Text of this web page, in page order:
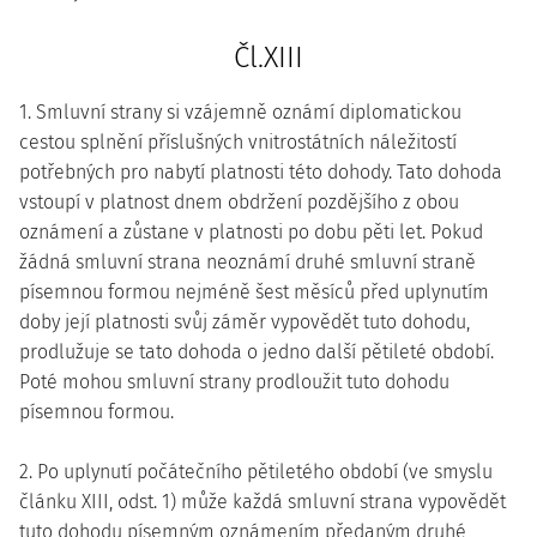
Čl.XIII
1. Smluvní strany si vzájemně oznámí diplomatickou
cestou splnění příslušných vnitrostátních náležitostí
potřebných pro nabytí platnosti této dohody. Tato dohoda
vstoupí v platnost dnem obdržení pozdějšího z obou
oznámení a zůstane v platnosti po dobu pěti let. Pokud
žádná smluvní strana neoznámí druhé smluvní straně
písemnou formou nejméně šest měsíců před uplynutím
doby její platnosti svůj záměr vypovědět tuto dohodu,
prodlužuje se tato dohoda o jedno další pětileté období.
Poté mohou smluvní strany prodloužit tuto dohodu
písemnou formou.
2. Po uplynutí počátečního pětiletého období (ve smyslu
článku XIII, odst. 1) může každá smluvní strana vypovědět
tuto dohodu písemným oznámením předaným druhé